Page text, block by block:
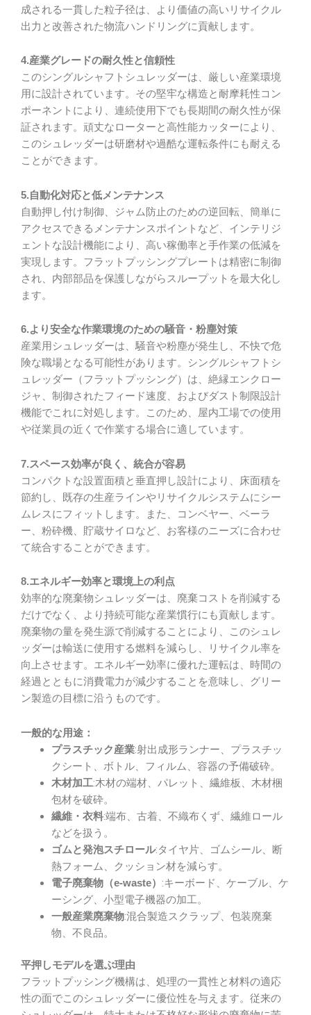
成される一貫した粒子径は、より価値の高いリサイクル
出力と改善された物流ハンドリングに貢献します。
4.産業グレードの耐久性と信頼性
このシングルシャフトシュレッダーは、厳しい産業環境
用に設計されています。その堅牢な構造と耐摩耗性コン
ポーネントにより、連続使用下でも長期間の耐久性が保
証されます。頑丈なローターと高性能カッターにより、
このシュレッダーは研磨材や過酷な運転条件にも耐える
ことができます。
5.自動化対応と低メンテナンス
自動押し付け制御、ジャム防止のための逆回転、簡単に
アクセスできるメンテナンスポイントなど、インテリジ
ェントな設計機能により、高い稼働率と手作業の低減を
実現します。フラットプッシングプレートは精密に制御
され、内部部品を保護しながらスループットを最大化し
ます。
6.より安全な作業環境のための騒音・粉塵対策
産業用シュレッダーは、騒音や粉塵が発生し、不快で危
険な職場となる可能性があります。シングルシャフトシ
ュレッダー（フラットプッシング）は、絶縁エンクロー
ジャ、制御されたフィード速度、およびダスト制限設計
機能でこれに対処します。このため、屋内工場での使用
や従業員の近くで作業する場合に適しています。
7.スペース効率が良く、統合が容易
コンパクトな設置面積と垂直押し設計により、床面積を
節約し、既存の生産ラインやリサイクルシステムにシー
ムレスにフィットします。また、コンベヤー、ベーラ
ー、粉砕機、貯蔵サイロなど、お客様のニーズに合わせ
て統合することができます。
8.エネルギー効率と環境上の利点
効率的な廃棄物シュレッダーは、廃棄コストを削減する
だけでなく、より持続可能な産業慣行にも貢献します。
廃棄物の量を発生源で削減することにより、このシュレ
ッダーは輸送に使用する燃料を減らし、リサイクル率を
向上させます。エネルギー効率に優れた運転は、時間の
経過とともに消費電力が減少することを意味し、グリー
ン製造の目標に沿うものです。
一般的な用途：
プラスチック産業:射出成形ランナー、プラスチッ
クシート、ボトル、フィルム、容器の予備破砕。
木材加工:木材の端材、パレット、繊維板、木材梱
包材を破砕。
繊維・衣料:端布、古着、不織布くず、繊維ロール
などを扱う。
ゴムと発泡スチロール:タイヤ片、ゴムシール、断
熱フォーム、クッション材を減らす。
電子廃棄物（e-waste） :キーボード、ケーブル、ケ
ーシング、小型電子機器の加工。
一般産業廃棄物:混合製造スクラップ、包装廃棄
物、不良品。
平押しモデルを選ぶ理由
フラットプッシング機構は、処理の一貫性と材料の適応
性の面でこのシュレッダーに優位性を与えます。従来の